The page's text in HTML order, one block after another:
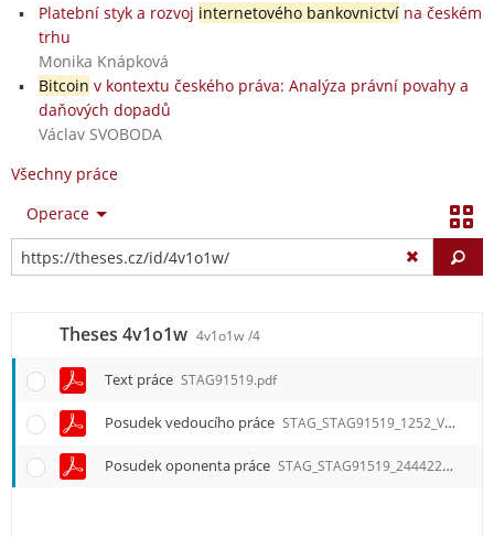
Platební styk a rozvoj internetového bankovnictvína českém
trhu
Monika Knápková
Bitcoin v kontextu českého práva: Analýza právní povahy a
daňových dopadů
Václav SVOBODA
Všechny práce
Operace
Theses 4v1o1w 4v1o1w /4
Text práce STAG91519.pdf
Posudek vedoucího práce STAG_STAG91519_1252_V.pdf
Posudek oponenta práce STAG_STAG91519_244422_O.pdf